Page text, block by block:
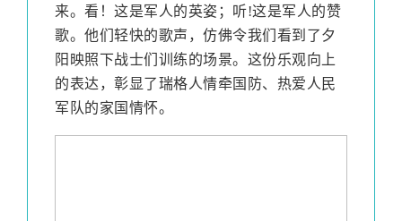
来。看！这是军人的英姿；听!这是军人的赞
歌。他们轻快的歌声，仿佛令我们看到了夕
阳映照下战士们训练的场景。这份乐观向上
的表达，彰显了瑞格人情牵国防、热爱人民
军队的家国情怀。